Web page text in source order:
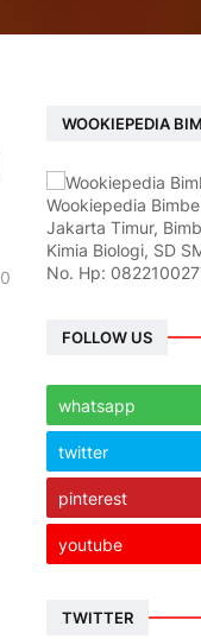
0
WOOKIEPEDIA
Wookiepedia
Jakarta Timur,
Kimia Biologi, SD
No. Hp:
FOLLOW US
whatsapp
twitter
pinterest
youtube
TWITTER